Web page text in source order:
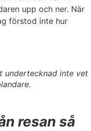
upp och ner. När
förstod inte hur
undertecknad inte vet
resan så